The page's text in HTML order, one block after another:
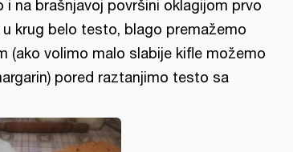
i na brašnjavoj površini oklagijom prvo
krug belo testo, blago premažemo
(ako volimo malo slabije kifle možemo
pored raztanjimo testo sa